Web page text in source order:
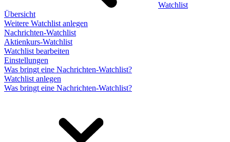
Watchlist
Übersicht
Weitere Watchlist anlegen
Nachrichten-Watchlist
Aktienkurs-Watchlist
Watchlist bearbeiten
Einstellungen
Was bringt eine Nachrichten-Watchlist?
Watchlist anlegen
Was bringt eine Nachrichten-Watchlist?